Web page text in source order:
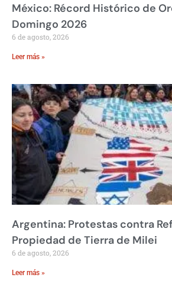
México: Récord Histórico de
Domingo 2026
6 de agosto, 2026
Leer más »
Argentina: Protestas contra
Propiedad de Tierra de Milei
6 de agosto, 2026
Leer más »